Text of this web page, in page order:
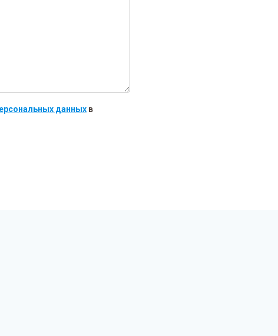
данныхв